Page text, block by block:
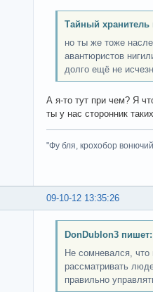
Тайный хранитель
но ты же тоже
авантюристов
долго ещё не
А я-то тут при чем? Я
ты у нас сторонник
"Фу бля, крохобор
09-10-12 13:35:26
DonDublon3 пишет:
Не сомневался, что
рассматривать
правильно